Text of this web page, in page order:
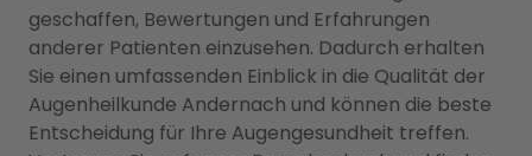
geschaffen, Bewertungen und Erfahrungen
anderer Patienten einzusehen. Dadurch erhalten
Sie einen umfassenden Einblick in die Qualität der
Augenheilkunde Andernach und können die beste
Entscheidung für Ihre Augengesundheit treffen.